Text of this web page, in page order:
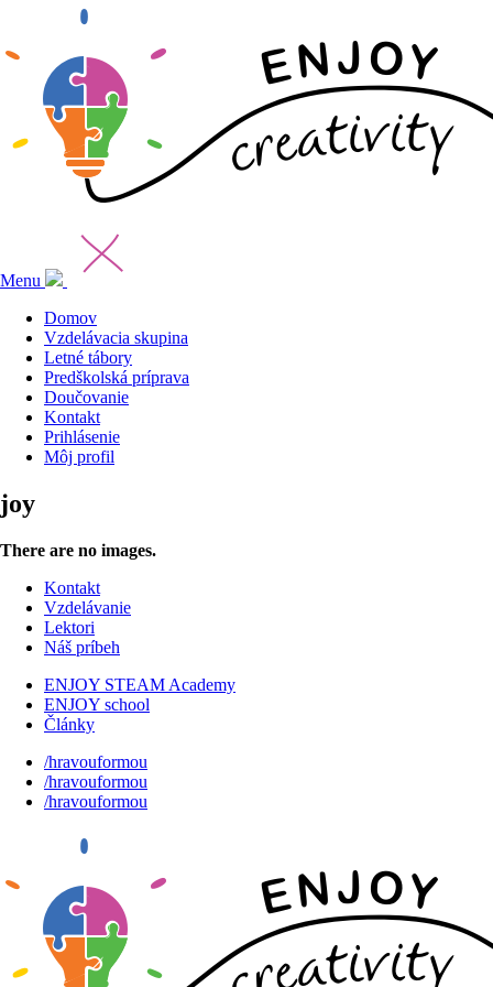
Menu
Domov
Vzdelávacia skupina
Letné tábory
Predškolská príprava
Doučovanie
Kontakt
Prihlásenie
Môj profil
joy
There are no images.
Kontakt
Vzdelávanie
Lektori
Náš príbeh
ENJOY STEAM Academy
ENJOY school
Články
/hravouformou
/hravouformou
/hravouformou